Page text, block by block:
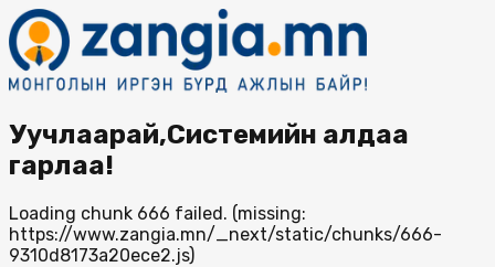
Уучлаарай,Системийн алдаа
гарлаа!
Loading chunk 666 failed. (missing:
https://www.zangia.mn/_next/static/chunks/666-
9310d8173a20ece2.js)